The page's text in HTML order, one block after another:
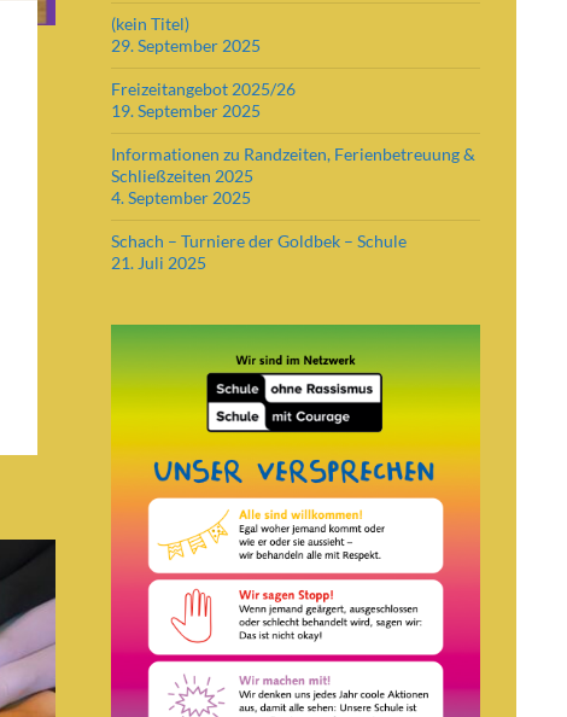
(kein Titel)
29. September 2025
Freizeitangebot 2025/26
19. September 2025
Informationen zu Randzeiten, Ferienbetreuung &
Schließzeiten 2025
4. September 2025
Schach – Turniere der Goldbek – Schule
21. Juli 2025